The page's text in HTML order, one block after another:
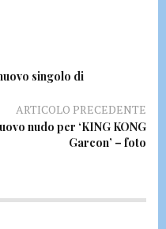
singolo di
ARTICOLO PRECEDENTE
nudo per ‘KING KONG
Garcon’ – foto